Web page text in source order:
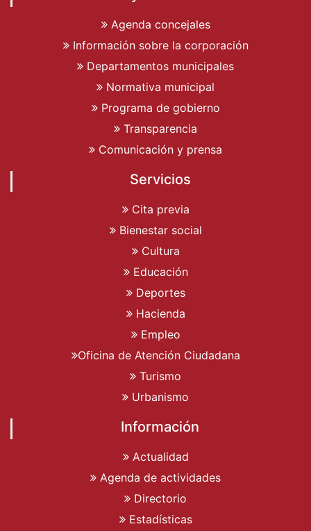
Agenda concejales
Información sobre la corporación
Departamentos municipales
Normativa municipal
Programa de gobierno
Transparencia
Comunicación y prensa
Servicios
Cita previa
Bienestar social
Cultura
Educación
Deportes
Hacienda
Empleo
Oficina de Atención Ciudadana
Turismo
Urbanismo
Información
Actualidad
Agenda de actividades
Directorio
Estadísticas